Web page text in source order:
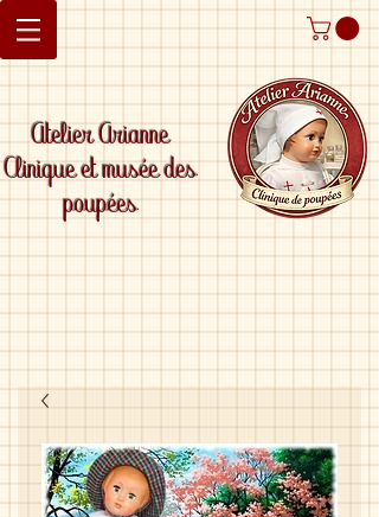
Atelier Arianne
Clinique et musée des
poupées